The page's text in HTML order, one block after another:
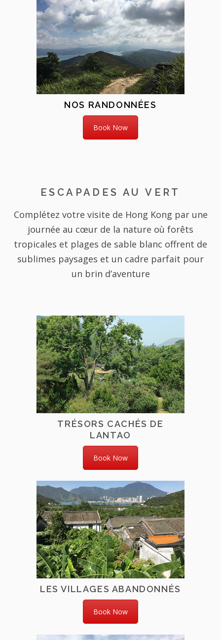
NOS RANDONNÉES
Book Now
ESCAPADES AU VERT
Complétez votre visite de Hong Kong par une
journée au cœur de la nature où forêts
tropicales et plages de sable blanc offrent de
sublimes paysages et un cadre parfait pour
un brin d’aventure
TRÉSORS CACHÉS DE
LANTAO
Book Now
LES VILLAGES ABANDONNÉS
Book Now